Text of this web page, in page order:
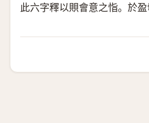
此六字釋以賏會意之恉。於盈